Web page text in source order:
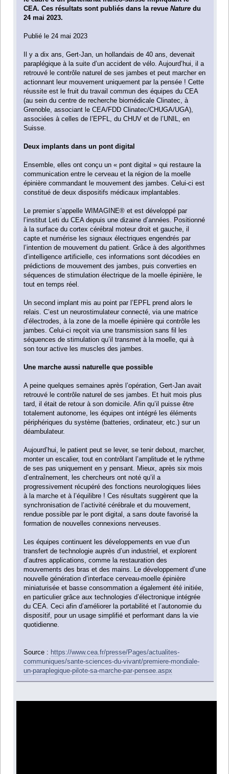
CEA. Ces résultats sont publiés dans la revueNature du
24 mai 2023.
Publié le 24 mai 2023
Il y a dix ans, Gert-Jan, un hollandais de 40 ans, devenait
paraplégique à la suite d’un accident de vélo. Aujourd’hui, il a
retrouvé le contrôle naturel de ses jambes et peut marcher en
actionnant leur mouvement uniquement par la pensée ! Cette
réussite est le fruit du travail commun des équipes du CEA
(au sein du centre de recherche biomédicale Clinatec, à
Grenoble, associant le CEA/FDD Clinatec/CHUGA/UGA),
associées à celles de l’EPFL, du CHUV et de l’UNIL, en
Suisse.
Deux implants dans un pont digital
Ensemble, elles ont conçu un « pont digital » qui restaure la
communication entre le cerveau et la région de la moelle
épinière commandant le mouvement des jambes. Celui-ci est
constitué de deux dispositifs médicaux implantables.
Le premier s’appelle WIMAGINE® et est développé par
l’institut Leti du CEA depuis une dizaine d’années. Positionné
à la surface du cortex cérébral moteur droit et gauche, il
capte et numérise les signaux électriques engendrés par
l’intention de mouvement du patient. Grâce à des algorithmes
d’intelligence artificielle, ces informations sont décodées en
prédictions de mouvement des jambes, puis converties en
séquences de stimulation électrique de la moelle épinière, le
tout en temps réel.
Un second implant mis au point par l’EPFL prend alors le
relais. C’est un neurostimulateur connecté, via une matrice
d’électrodes, à la zone de la moelle épinière qui contrôle les
jambes. Celui-ci reçoit via une transmission sans fil les
séquences de stimulation qu’il transmet à la moelle, qui à
son tour active les muscles des jambes.
Une marche aussi naturelle que possible
A peine quelques semaines après l’opération, Gert-Jan avait
retrouvé le contrôle naturel de ses jambes. Et huit mois plus
tard, il était de retour à son domicile. Afin qu’il puisse être
totalement autonome, les équipes ont intégré les éléments
périphériques du système (batteries, ordinateur, etc.) sur un
déambulateur.
Aujourd’hui, le patient peut se lever, se tenir debout, marcher,
monter un escalier, tout en contrôlant l’amplitude et le rythme
de ses pas uniquement en y pensant. Mieux, après six mois
d’entraînement, les chercheurs ont noté qu’il a
progressivement récupéré des fonctions neurologiques liées
à la marche et à l’équilibre ! Ces résultats suggèrent que la
synchronisation de l’activité cérébrale et du mouvement,
rendue possible par le pont digital, a sans doute favorisé la
formation de nouvelles connexions nerveuses.
Les équipes continuent les développements en vue d’un
transfert de technologie auprès d’un industriel, et explorent
d’autres applications, comme la restauration des
mouvements des bras et des mains. Le développement d’une
nouvelle génération d’interface cerveau-moelle épinière
miniaturisée et basse consommation a également été initiée,
en particulier grâce aux technologies d’électronique intégrée
du CEA. Ceci afin d’améliorer la portabilité et l’autonomie du
dispositif, pour un usage simplifié et performant dans la vie
quotidienne.
Source : https://www.cea.fr/presse/Pages/actualites-
communiques/sante-sciences-du-vivant/premiere-mondiale-
un-paraplegique-pilote-sa-marche-par-pensee.aspx